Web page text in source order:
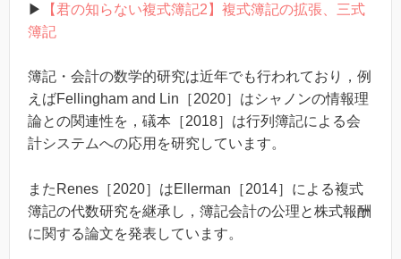
▶
【君の知らない複式簿記2】複式簿記の拡張、三式
簿記
簿記・会計の数学的研究は近年でも行われており，例
えばFellingham and Lin［2020］はシャノンの情報理
論との関連性を，礒本［2018］は行列簿記による会
計システムへの応用を研究しています。
またRenes［2020］はEllerman［2014］による複式
簿記の代数研究を継承し，簿記会計の公理と株式報酬
に関する論文を発表しています。